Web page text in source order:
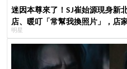
迷因本尊來了！SJ崔始源現身新
店、暖叮「常幫我換照片」，店
子不能脫粉了
明星